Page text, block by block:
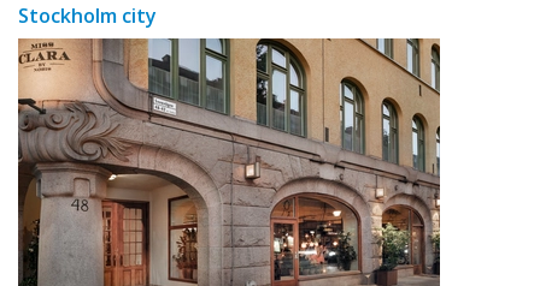
Stockholm city